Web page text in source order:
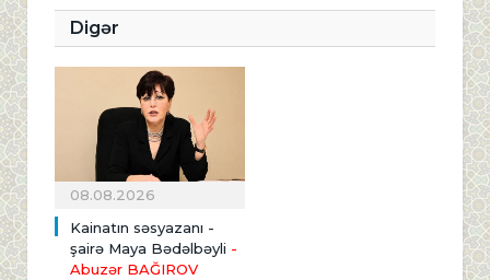
Digər
08.08.2026
Kainatın səsyazanı -
şairə Maya Bədəlbəyli -
Abuzər BAĞIROV